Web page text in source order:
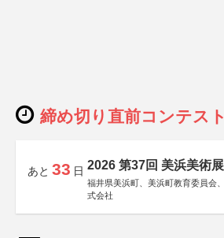
締め切り直前コンテスト
あと 33 日 2026 第37回 美浜美術展
福井県美浜町、美浜町教育委員会
式会社